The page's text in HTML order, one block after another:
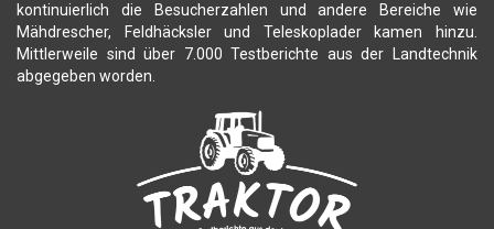
kontinuierlich die Besucherzahlen und andere Bereiche wie
Mähdrescher, Feldhäcksler und Teleskoplader kamen hinzu.
Mittlerweile sind über 7.000 Testberichte aus der Landtechnik
abgegeben worden.